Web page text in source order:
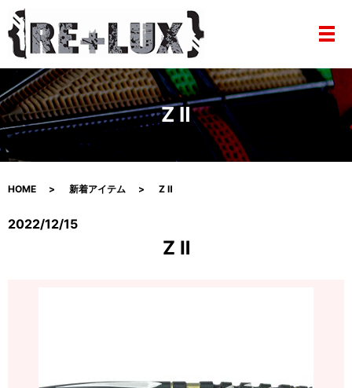
メ
Z Ⅱ
HOME 新着アイテム Z Ⅱ
2022/12/15
Z Ⅱ